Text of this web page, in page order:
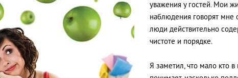
уважения у гостей. Мои
наблюдения говорят мне
люди действительно
чистоте и порядке.
Я заметил, что мало кто